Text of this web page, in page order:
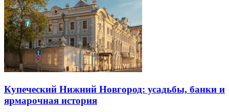
Купеческий Нижний Новгород: усадьбы, банки и
ярмарочная история